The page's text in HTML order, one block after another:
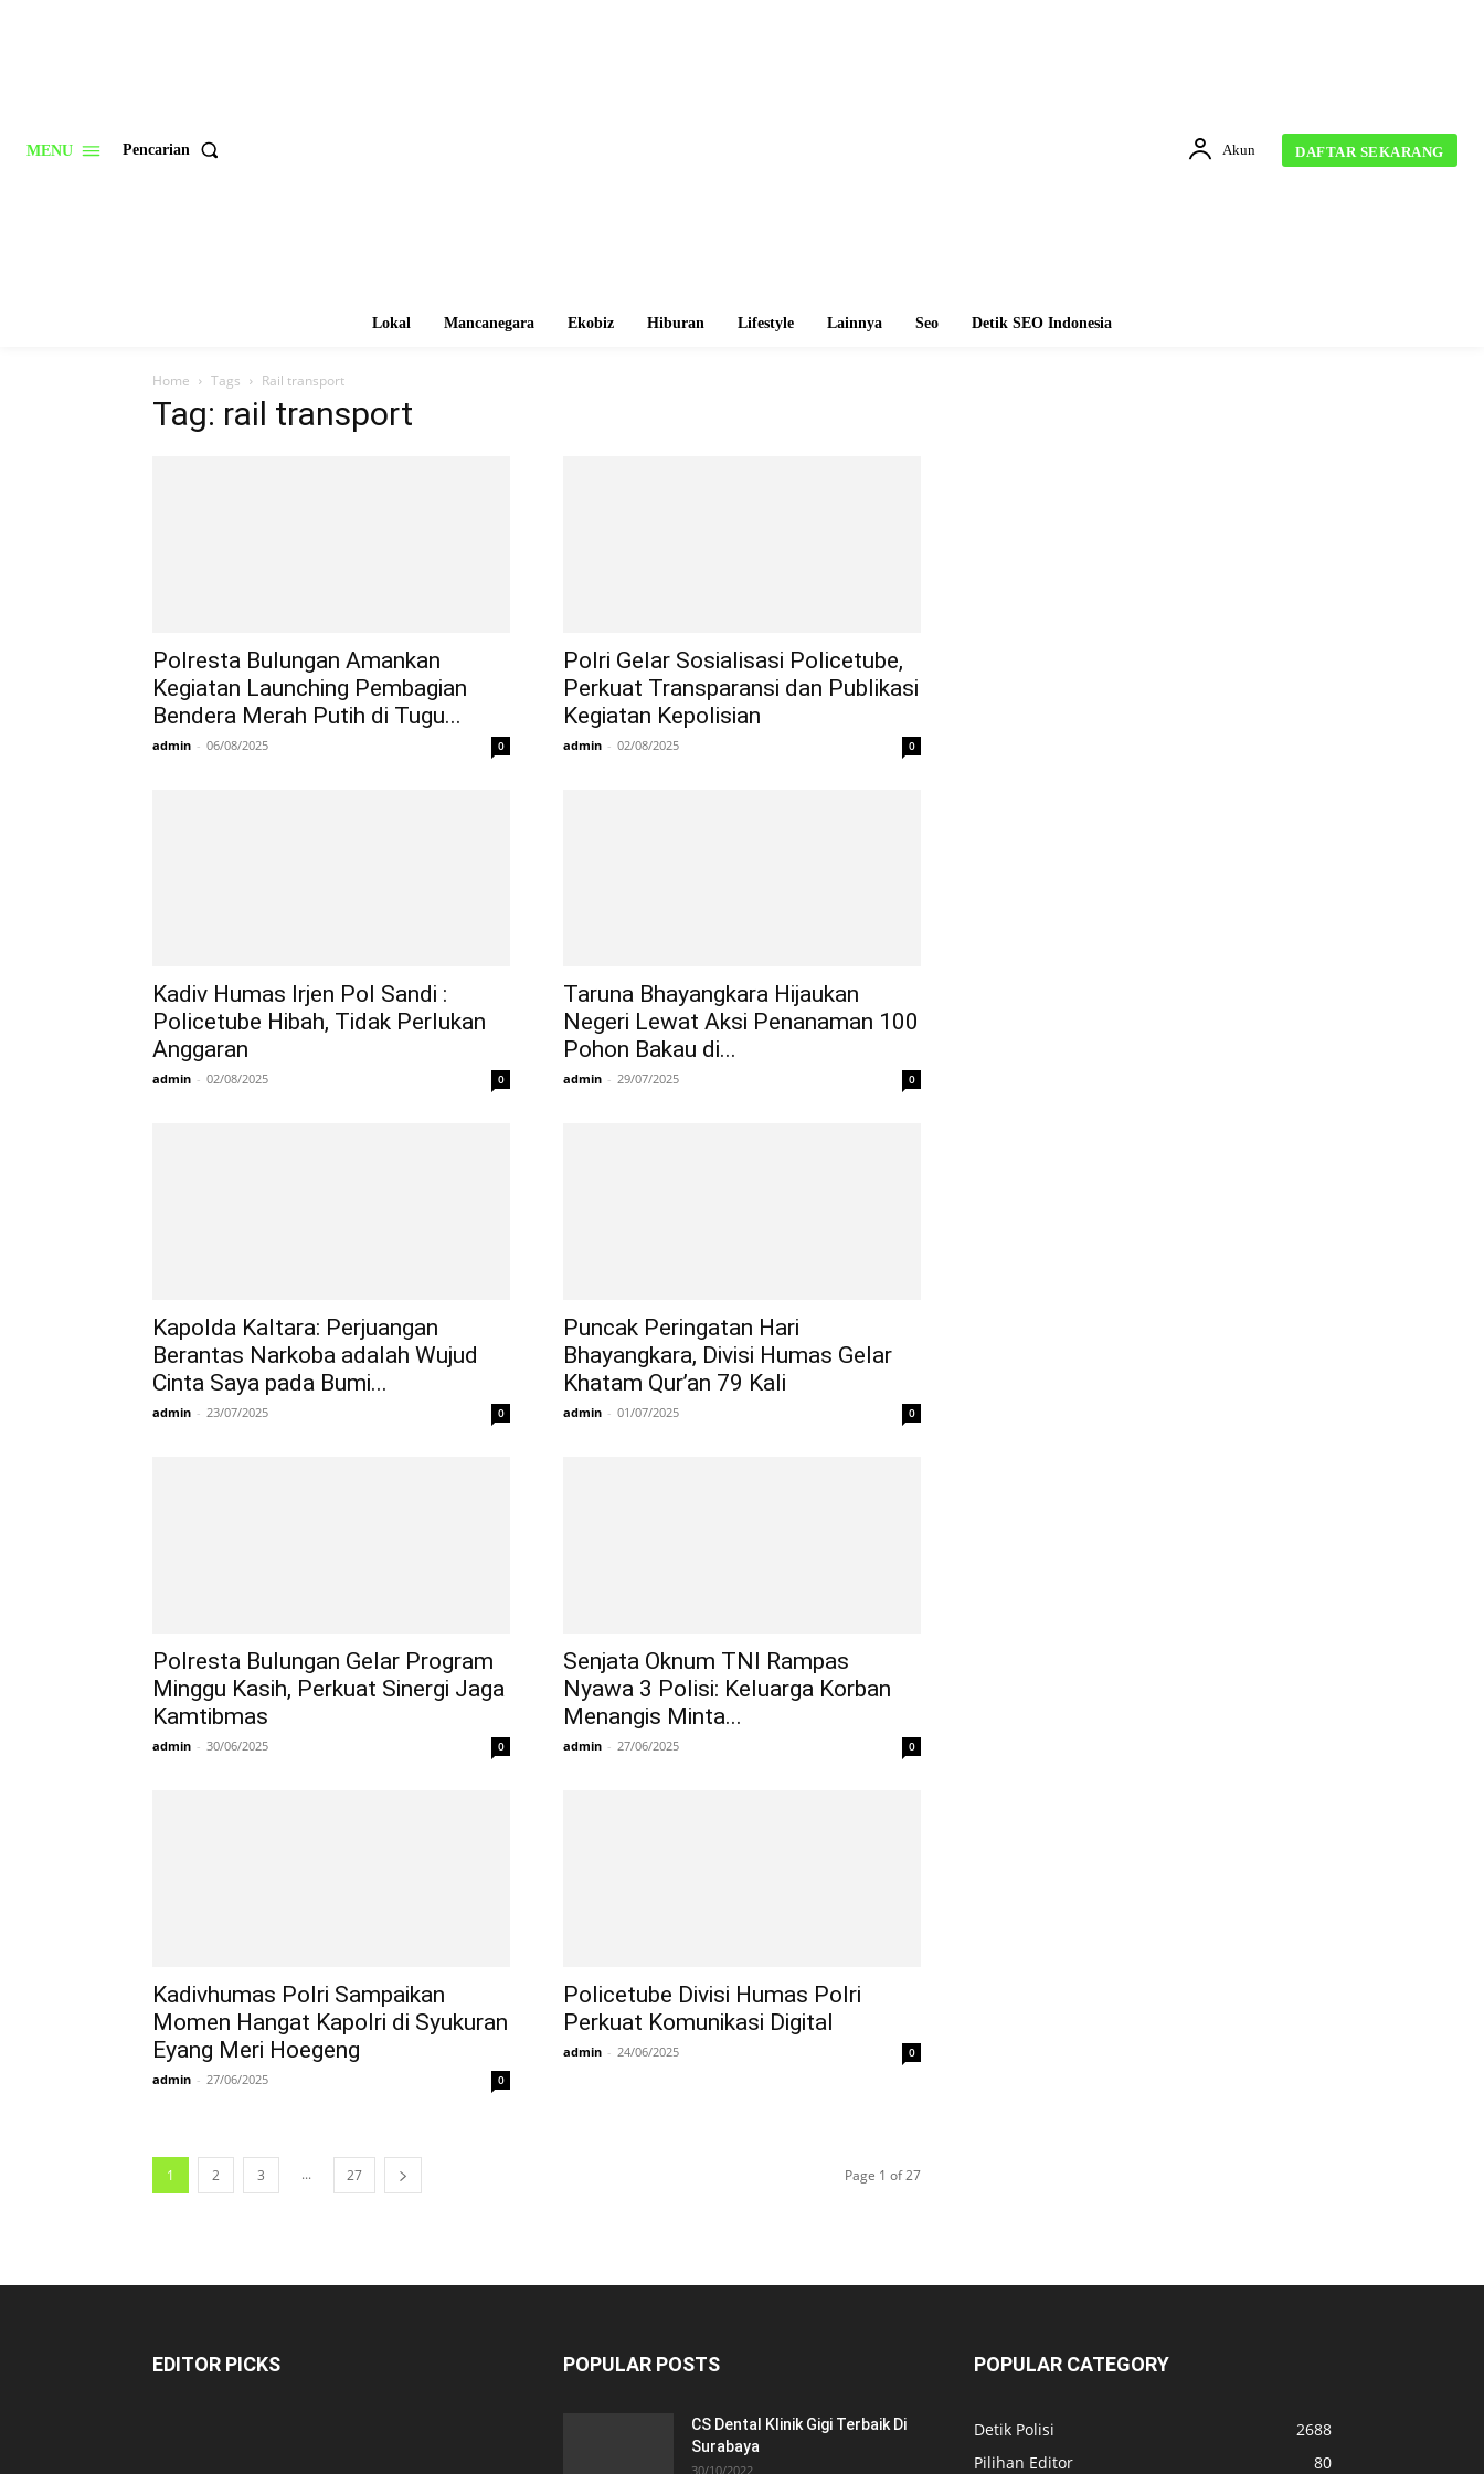
MENU Pencarian Akun DAFTAR SEKARANG
Lokal Mancanegara Ekobiz Hiburan Lifestyle Lainnya Seo Detik SEO Indonesia
Home Tags Rail transport
Tag: rail transport
Polresta Bulungan Amankan
Kegiatan Launching Pembagian
Bendera Merah Putih di Tugu...
admin - 06/08/2025 0
Polri Gelar Sosialisasi Policetube,
Perkuat Transparansi dan Publikasi
Kegiatan Kepolisian
admin - 02/08/2025 0
Kadiv Humas Irjen Pol Sandi :
Policetube Hibah, Tidak Perlukan
Anggaran
admin - 02/08/2025 0
Taruna Bhayangkara Hijaukan
Negeri Lewat Aksi Penanaman 100
Pohon Bakau di...
admin - 29/07/2025 0
Kapolda Kaltara: Perjuangan
Berantas Narkoba adalah Wujud
Cinta Saya pada Bumi...
admin - 23/07/2025 0
Puncak Peringatan Hari
Bhayangkara, Divisi Humas Gelar
Khatam Qur’an 79 Kali
admin - 01/07/2025 0
Polresta Bulungan Gelar Program
Minggu Kasih, Perkuat Sinergi Jaga
Kamtibmas
admin - 30/06/2025 0
Senjata Oknum TNI Rampas
Nyawa 3 Polisi: Keluarga Korban
Menangis Minta...
admin - 27/06/2025 0
Kadivhumas Polri Sampaikan
Momen Hangat Kapolri di Syukuran
Eyang Meri Hoegeng
admin - 27/06/2025 0
Policetube Divisi Humas Polri
Perkuat Komunikasi Digital
admin - 24/06/2025 0
1 2 3 ... 27 Page 1 of 27
EDITOR PICKS POPULAR POSTS
CS Dental Klinik Gigi Terbaik Di
Surabaya
30/10/2022
POPULAR CATEGORY
Detik Polisi
2688
Pilihan Editor
80